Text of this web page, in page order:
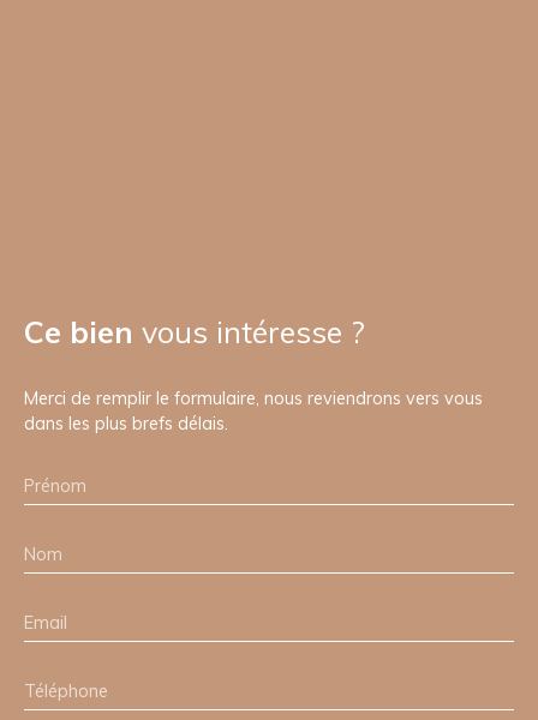
Ce bien vous intéresse ?
Merci de remplir le formulaire, nous reviendrons vers vous
dans les plus brefs délais.
Prénom
Nom
Email
Téléphone